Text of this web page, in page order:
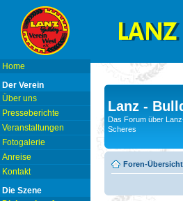
Home
Der Verein
Über uns
Presseberichte
Veranstaltungen
Fotogalerie
Anreise
Kontakt
Die Szene
Lanz -
Das Forum über
Scheres
Foren-Übersicht